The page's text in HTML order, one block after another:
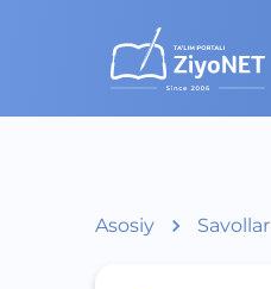
Asosiy Savollar